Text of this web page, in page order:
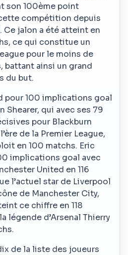
son 100ème point
compétition depuis
Ce jalon a été atteint en
ce qui constitue un
pour le moins de
battant ainsi un grand
du but.
pour 100 implications goal
Shearer, qui avec ses 79
pour Blackburn
de la Premier League,
en 100 matchs. Eric
implications goal avec
United en 116
l’actuel star de Liverpool
de Manchester City,
ce chiffre en 118
légende d’Arsenal Thierry
de la liste des joueurs